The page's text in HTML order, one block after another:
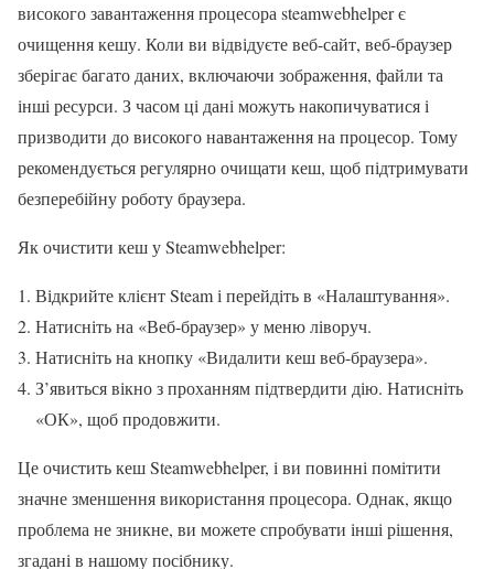
високого завантаження процесора steamwebhelper є
очищення кешу. Коли ви відвідуєте веб-сайт, веб-браузер
зберігає багато даних, включаючи зображення, файли та
інші ресурси. З часом ці дані можуть накопичуватися і
призводити до високого навантаження на процесор. Тому
рекомендується регулярно очищати кеш, щоб підтримувати
безперебійну роботу браузера.
Як очистити кеш у Steamwebhelper:
Відкрийте клієнт Steam і перейдіть в «Налаштування».
Натисніть на «Веб-браузер» у меню ліворуч.
Натисніть на кнопку «Видалити кеш веб-браузера».
З’явиться вікно з проханням підтвердити дію. Натисніть
«ОК», щоб продовжити.
Це очистить кеш Steamwebhelper, і ви повинні помітити
значне зменшення використання процесора. Однак, якщо
проблема не зникне, ви можете спробувати інші рішення,
згадані в нашому посібнику.